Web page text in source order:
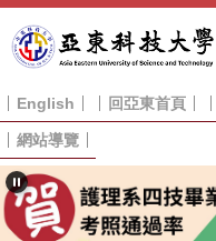
到
主
內
容
區
English 回亞東首頁
網站導覽